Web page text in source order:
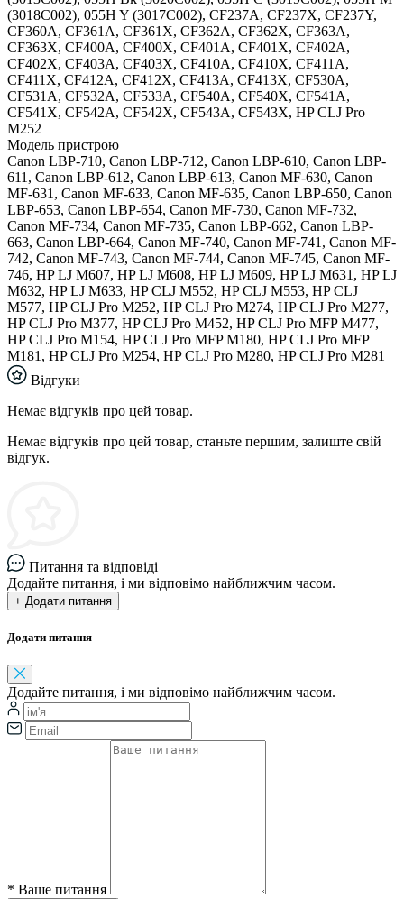
(3018C002), 055H Y (3017C002), CF237A, CF237X, CF237Y,
CF360A, CF361A, CF361X, CF362A, CF362X, CF363A,
CF363X, CF400A, CF400X, CF401A, CF401X, CF402A,
CF402X, CF403A, CF403X, CF410A, CF410X, CF411A,
CF411X, CF412A, CF412X, CF413A, CF413X, CF530A,
CF531A, CF532A, CF533A, CF540A, CF540X, CF541A,
CF541X, CF542A, CF542X, CF543A, CF543X, HP CLJ Pro
M252
Модель пристрою
Canon LBP-710, Canon LBP-712, Canon LBP-610, Canon LBP-
611, Canon LBP-612, Canon LBP-613, Canon MF-630, Canon
MF-631, Canon MF-633, Canon MF-635, Canon LBP-650, Canon
LBP-653, Canon LBP-654, Canon MF-730, Canon MF-732,
Canon MF-734, Canon MF-735, Canon LBP-662, Canon LBP-
663, Canon LBP-664, Canon MF-740, Canon MF-741, Canon MF-
742, Canon MF-743, Canon MF-744, Canon MF-745, Canon MF-
746, HP LJ M607, HP LJ M608, HP LJ M609, HP LJ M631, HP LJ
M632, HP LJ M633, HP CLJ M552, HP CLJ M553, HP CLJ
M577, HP CLJ Pro M252, HP CLJ Pro M274, HP CLJ Pro M277,
HP CLJ Pro M377, HP CLJ Pro M452, HP CLJ Pro MFP M477,
HP CLJ Pro M154, HP CLJ Pro MFP M180, HP CLJ Pro MFP
M181, HP CLJ Pro M254, HP CLJ Pro M280, HP CLJ Pro M281
Відгуки
Немає відгуків про цей товар.
Немає відгуків про цей товар, станьте першим, залиште свій
відгук.
Питання та відповіді
Додайте питання, і ми відповімо найближчим часом.
+ Додати питання
Додати питання
Додайте питання, і ми відповімо найближчим часом.
* Ваше питання